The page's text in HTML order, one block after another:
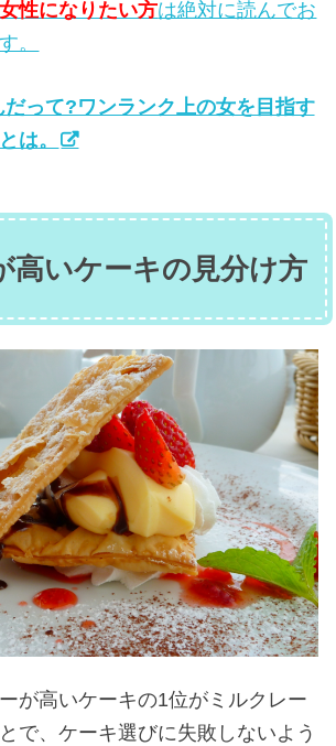
性になりたい方は絶対に読んでお
。
って?ワンランク上の女を目指す
は。
高いケーキの見分け方
が高いケーキの1位がミルクレー
で、ケーキ選びに失敗しないよう